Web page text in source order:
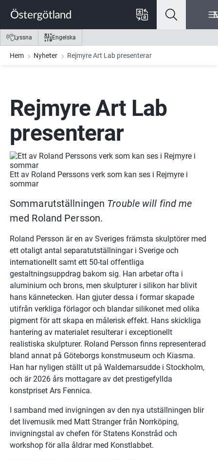
Gå till innehåll
Gå till meny
Gå till sidfot
Lyssna Engelska
Hem Nyheter Rejmyre Art Lab presenterar
Rejmyre Art Lab
presenterar
Ett av Roland Perssons verk som kan ses i Rejmyre i
sommar
Sommarutställningen Trouble will find me
med Roland Persson.
Roland Persson är en av Sveriges främsta skulptörer med
ett otaligt antal separatutställningar i Sverige och
internationellt samt ett 50-tal offentliga
gestaltningsuppdrag bakom sig. Han arbetar ofta i
aluminium och brons, men skulpturer i silikon har blivit
hans kännetecken. Han gjuter dessa i formar skapade
utifrån verkliga förlagor och blandar silikonet med olika
pigment för att skapa en målerisk effekt. Hans skickliga
hantering av materialet resulterar i exceptionellt
realistiska skulpturer. Roland Persson finns representerad
bland annat på Göteborgs konstmuseum och Kiasma.
Han har nyligen ställt ut på Waldemarsudde i Stockholm,
och är 2026 års mottagare av det prestigefyllda
konstpriset Ars Fennica.
I samband med invigningen av den nya utställningen blir
det livemusik med Matt Stranger från Norrköping,
invigningstal av chefen för Statens Konstråd och
workshop för alla åldrar med Konstlabbet.